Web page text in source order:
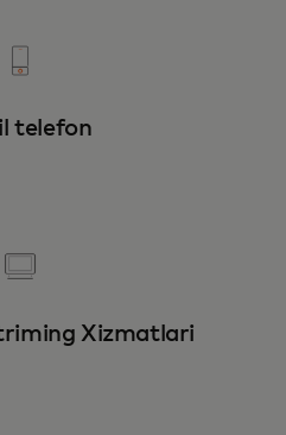
telefon
Xizmatlari